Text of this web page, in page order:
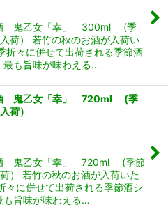
鬼乙女「幸」 300ml (季
荷） 若竹の秋のお酒が入荷い
折々に併せて出荷される季節酒
最も旨味が味わえる…
鬼乙女「幸」 720ml (季
荷）
鬼乙女「幸」 720ml (季節
） 若竹の秋のお酒が入荷いた
々に併せて出荷される季節酒シ
も旨味が味わえる…